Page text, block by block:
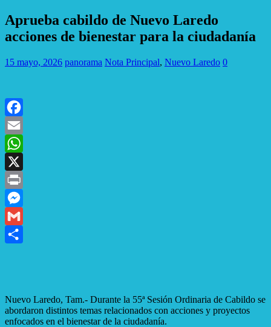
Aprueba cabildo de Nuevo Laredo
acciones de bienestar para la ciudadanía
15 mayo, 2026 panorama Nota Principal, Nuevo Laredo 0
Facebook
Email
WhatsApp
X
Print
Messenger
Gmail
Nuevo Laredo, Tam.- Durante la 55ª Sesión Ordinaria de Cabildo se
abordaron distintos temas relacionados con acciones y proyectos
enfocados en el bienestar de la ciudadanía.